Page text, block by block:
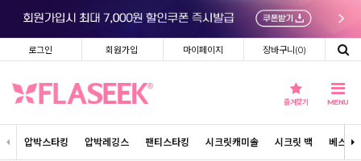
로그인 회원가입 마이페이지 장바구니(0)
즐겨찾기 MENU
압박스타킹 압박레깅스 팬티스타킹 시크릿캐미솔 시크릿 백 베스트